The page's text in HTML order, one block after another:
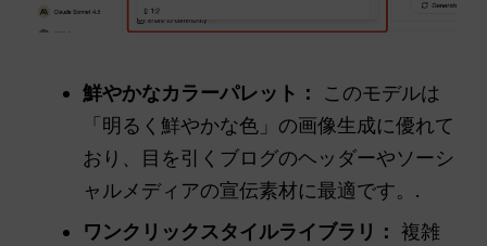
鮮やかなカラーパレット：
このモデルは
「明るく鮮やかな色」の画像生成に優れて
おり、目を引くブログのヘッダーやソーシ
ャルメディアの宣伝素材に最適です。.
ワンクリックスタイルライブラリ： 複雑